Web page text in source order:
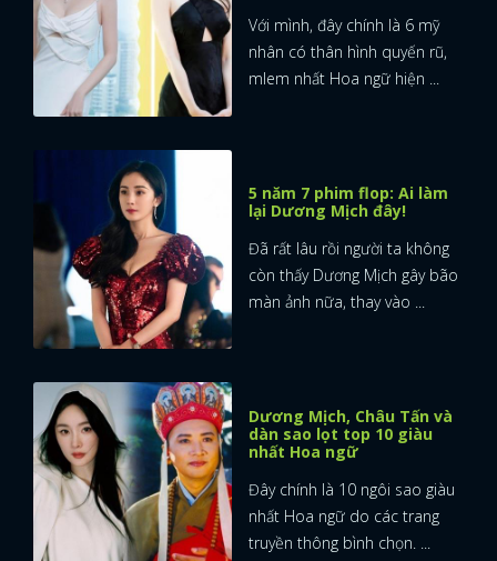
Với mình, đây chính là 6 mỹ
nhân có thân hình quyến rũ,
mlem nhất Hoa ngữ hiện ...
5 năm 7 phim flop: Ai làm
lại Dương Mịch đây!
Đã rất lâu rồi người ta không
còn thấy Dương Mịch gây bão
màn ảnh nữa, thay vào ...
Dương Mịch, Châu Tấn và
dàn sao lọt top 10 giàu
nhất Hoa ngữ
Đây chính là 10 ngôi sao giàu
nhất Hoa ngữ do các trang
truyền thông bình chọn. ...